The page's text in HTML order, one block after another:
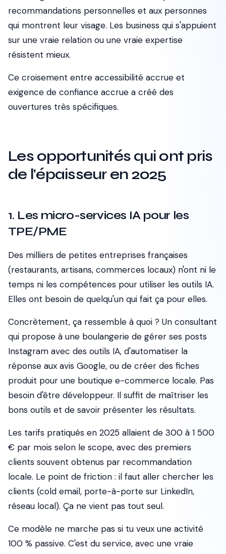
recommandations personnelles et aux personnes
qui montrent leur visage. Les business qui s'appuient
sur une vraie relation ou une vraie expertise
résistent mieux.
Ce croisement entre accessibilité accrue et
exigence de confiance accrue a créé des
ouvertures très spécifiques.
Les opportunités qui ont pris
de l'épaisseur en 2025
1. Les micro-services IA pour les
TPE/PME
Des milliers de petites entreprises françaises
(restaurants, artisans, commerces locaux) n'ont ni le
temps ni les compétences pour utiliser les outils IA.
Elles ont besoin de quelqu'un qui fait ça pour elles.
Concrètement, ça ressemble à quoi ? Un consultant
qui propose à une boulangerie de gérer ses posts
Instagram avec des outils IA, d'automatiser la
réponse aux avis Google, ou de créer des fiches
produit pour une boutique e-commerce locale. Pas
besoin d'être développeur. Il suffit de maîtriser les
bons outils et de savoir présenter les résultats.
Les tarifs pratiqués en 2025 allaient de 300 à 1 500
€ par mois selon le scope, avec des premiers
clients souvent obtenus par recommandation
locale. Le point de friction : il faut aller chercher les
clients (cold email, porte-à-porte sur LinkedIn,
réseau local). Ça ne vient pas tout seul.
Ce modèle ne marche pas si tu veux une activité
100 % passive. C'est du service, avec une vraie